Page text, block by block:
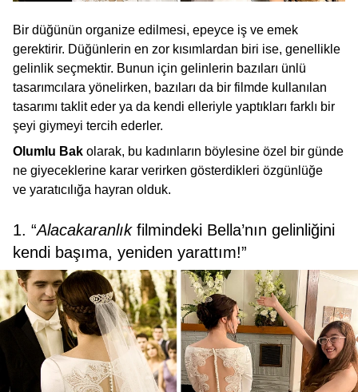
Bir düğünün organize edilmesi, epeyce iş ve emek
gerektirir. Düğünlerin en zor kısımlardan biri ise, genellikle
gelinlik seçmektir. Bunun için gelinlerin bazıları ünlü
tasarımcılara yönelirken, bazıları da bir filmde kullanılan
tasarımı taklit eder ya da kendi elleriyle yaptıkları farklı bir
şeyi giymeyi tercih ederler.
Olumlu Bak olarak, bu kadınların böylesine özel bir günde
ne giyeceklerine karar verirken gösterdikleri özgünlüğe
ve yaratıcılığa hayran olduk.
1. “Alacakaranlıkfilmindeki Bella’nın gelinliğini
kendi başıma, yeniden yarattım!”